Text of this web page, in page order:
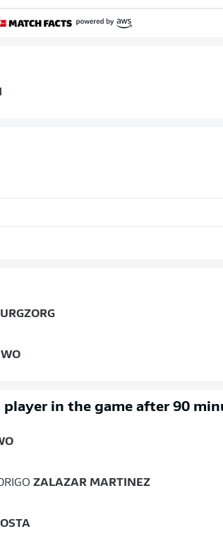
player in the game after 90
ZALAZAR MARTINEZ